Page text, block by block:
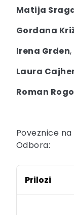
Matija
Gordana
Irena Grden
Laura
Roman
Poveznice
Odbora:
Prilozi